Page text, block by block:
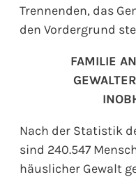
Trennenden, das
den Vordergrund
FAMILIE
Nach der Statistik
sind 240.547
häuslicher Gewalt